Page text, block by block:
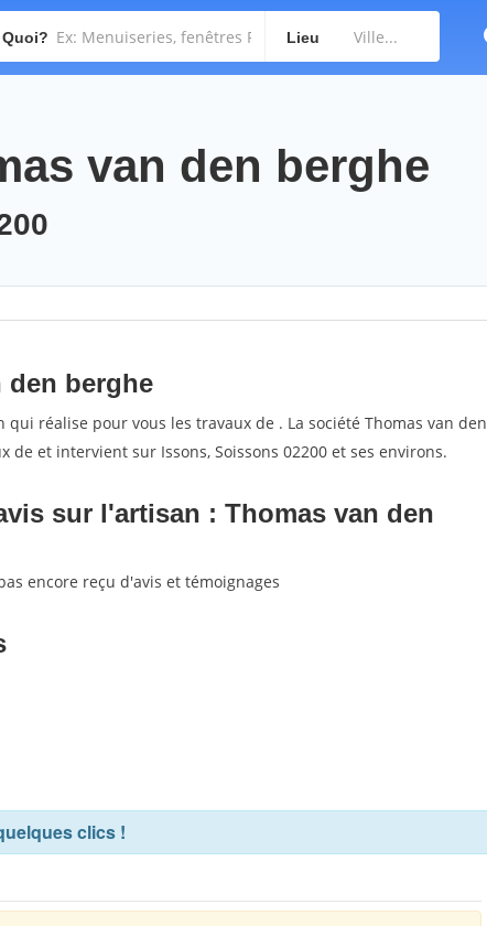
Quoi? Lieu
van den berghe
den berghe
réalise pour vous les travaux de . La société Thomas van den
de et intervient sur Issons, Soissons 02200 et ses environs.
sur l'artisan : Thomas van den
encore reçu d'avis et témoignages